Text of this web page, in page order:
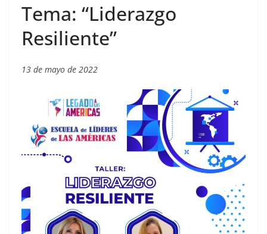
Tema: “Liderazgo
Resiliente”
13 de mayo de 2022